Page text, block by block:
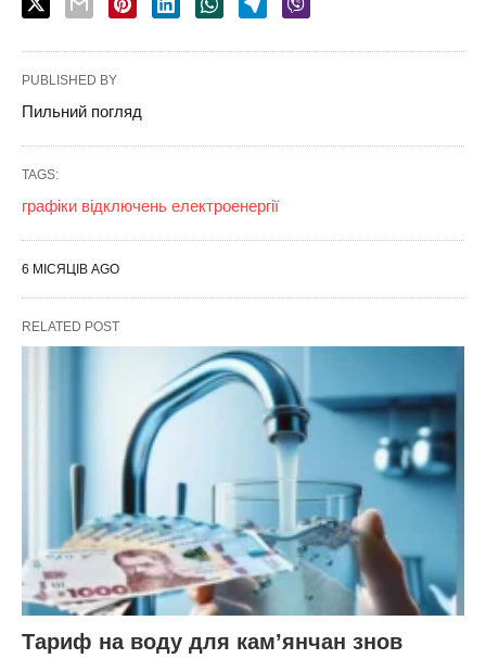
PUBLISHED BY
Пильний погляд
TAGS:
графіки відключень електроенергії
6 МІСЯЦІВ AGO
RELATED POST
Тариф на воду для кам’янчан знов